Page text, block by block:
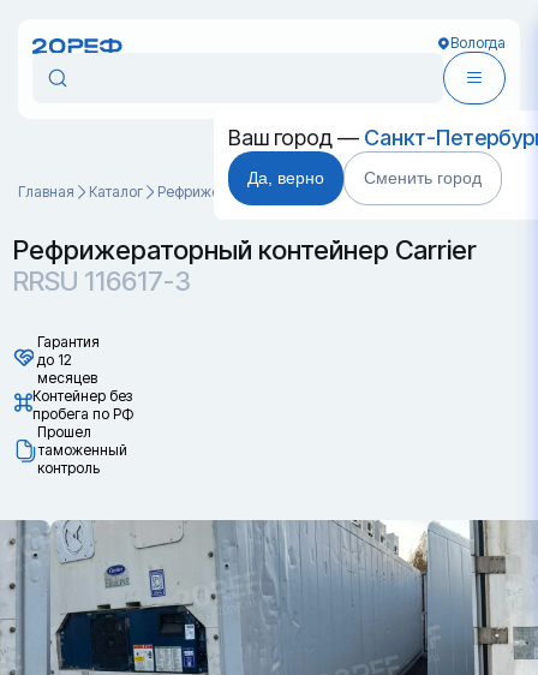
Вологда
Ваш город — Санкт-
Да, верно Сменить город
Главная Каталог Рефрижераторные контейнеры RRSU 116617-3
Рефрижераторный контейнер Carrier
RRSU 116617-3
Гарантия
до 12
месяцев
Контейнер без
пробега по РФ
Прошел
таможенный
контроль